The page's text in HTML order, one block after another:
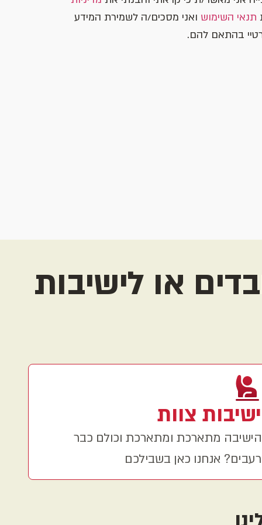
תנאי השימוש ואני מסכים/ה לשמירת המידע
בהתאם להם.
או לישיבות
ישיבות צוות
הישיבה מתארכת ומתארכת וכולם כבר
רעבים? אנחנו כאן בשבילכם